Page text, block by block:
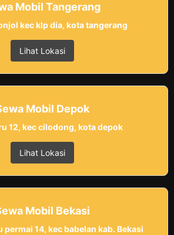
Mobil Tangerang
kec klp dia, kota tangerang
Lihat Lokasi
Mobil Depok
12, kec cilodong, kota depok
Lihat Lokasi
Mobil Bekasi
permai 14, kec babelan kab. Bekasi